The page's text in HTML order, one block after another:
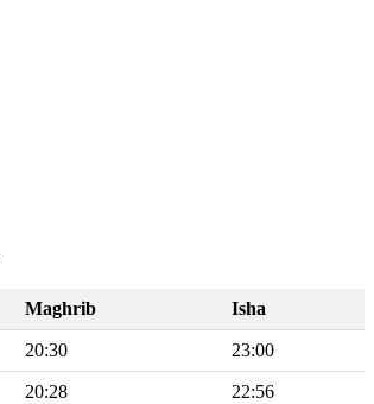
Maghrib Isha
20:30 23:00
20:28 22:56